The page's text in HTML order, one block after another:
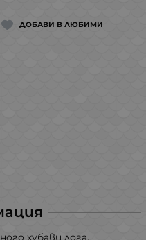
ДОБАВИ В ЛЮБИМИ
хубави лога,